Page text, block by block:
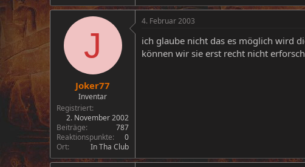
J
Joker77
Inventar
Registriert
2. November 2002
Beiträge
787
Reaktionspunkte
0
Ort
In Tha Club
4. Februar 2003
ich glaube nicht das es möglich wird
können wir sie erst recht nicht